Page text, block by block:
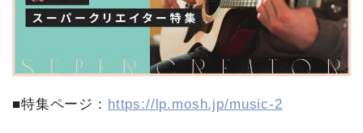
■特集ページ： https://lp.mosh.jp/music-2